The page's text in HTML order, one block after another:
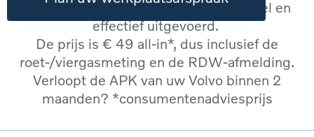
meetapparatuur. Zo wordt uw APK snel en
effectief uitgevoerd.
De prijs is € 49 all-in*, dus inclusief de
roet-/viergasmeting en de RDW-afmelding.
Verloopt de APK van uw Volvo binnen 2
maanden? *consumentenadviesprijs